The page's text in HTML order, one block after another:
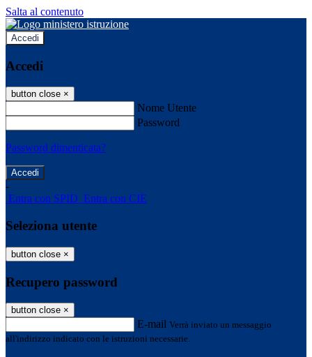
Salta al contenuto
Accedi
Accedi
button close ×
Nome Utente
Password
Password dimenticata?
-
Entra con SPID Entra con CIE
Seleziona utente
button close ×
Recupero password
button close ×
E-mail Verrà inviato un messaggio
all'indirizzo indicato con le istruzioni necessarie.